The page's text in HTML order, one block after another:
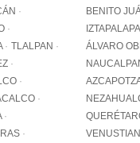
TLALPAN
BENITO
IZTAPALAPA
ÁLVARO